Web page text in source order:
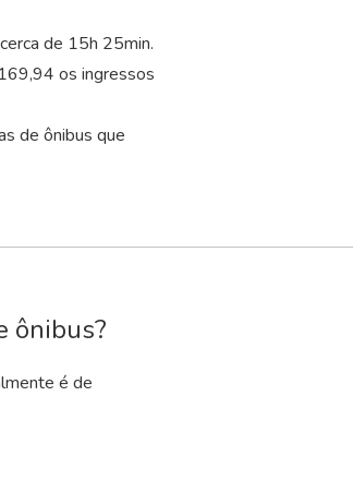
de 15h 25min.
os ingressos
de ônibus que
ônibus?
é de